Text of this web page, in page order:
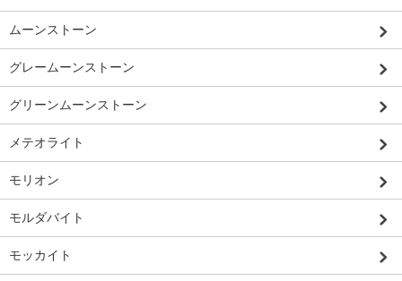
ムーンストーン
グレームーンストーン
グリーンムーンストーン
メテオライト
モリオン
モルダバイト
モッカイト